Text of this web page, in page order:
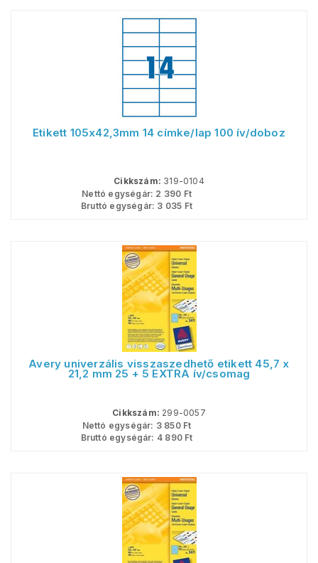
Etikett 105x42,3mm 14 címke/lap 100 ív/doboz
Cikkszám: 319-0104
Nettó egységár: 2 390 Ft
Bruttó egységár: 3 035 Ft
Avery univerzális visszaszedhető etikett 45,7 x
21,2 mm 25 + 5 EXTRA ív/csomag
Cikkszám: 299-0057
Nettó egységár: 3 850Ft
Bruttó egységár: 4 890Ft